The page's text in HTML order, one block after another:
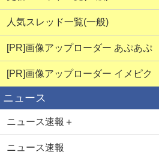
人気スレッド一覧(一般)
[PR]画像アップローダー あぷあぷ
[PR]画像アップローダー イメピク
ニュース
ニュース速報＋
ニュース速報